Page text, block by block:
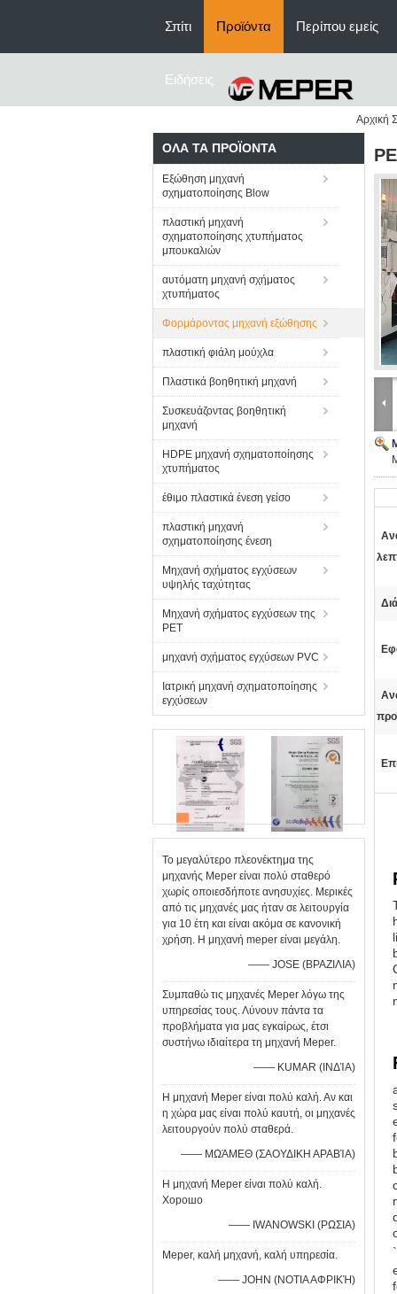
Σπίτι Προϊόντα Περίπου εμείς
Ειδήσεις
Αρχική
ΌΛΑ ΤΑ ΠΡΟΪΌΝΤΑ
Εξώθηση μηχανή
σχηματοποίησης Blow
πλαστική μηχανή
σχηματοποίησης χτυπήματος
μπουκαλιών
αυτόματη μηχανή σχήματος
χτυπήματος
Φορμάροντας μηχανή εξώθησης
πλαστική φιάλη μούχλα
Πλαστικά βοηθητική μηχανή
Συσκευάζοντας βοηθητική
μηχανή
HDPE μηχανή σχηματοποίησης
χτυπήματος
έθιμο πλαστικά ένεση γείσο
πλαστική μηχανή
σχηματοποίησης ένεση
Μηχανή σχήματος εγχύσεων
υψηλής ταχύτητας
Μηχανή σχήματος εγχύσεων της
PET
μηχανή σχήματος εγχύσεων PVC
Ιατρική μηχανή σχηματοποίησης
εγχύσεων
Το μεγαλύτερο πλεονέκτημα της
μηχανής Meper είναι πολύ σταθερό
χωρίς οποιεσδήποτε ανησυχίες. Μερικές
από τις μηχανές μας ήταν σε λειτουργία
για 10 έτη και είναι ακόμα σε κανονική
χρήση. Η μηχανή meper είναι μεγάλη.
—— JOSE (ΒΡΑΖΙΛΙΑ)
Συμπαθώ τις μηχανές Meper λόγω της
υπηρεσίας τους. Λύνουν πάντα τα
προβλήματα για μας εγκαίρως, έτσι
συστήνω ιδιαίτερα τη μηχανή Meper.
—— KUMAR (ΙΝΔΊΑ)
Η μηχανή Meper είναι πολύ καλή. Αν και
η χώρα μας είναι πολύ καυτή, οι μηχανές
λειτουργούν πολύ σταθερά.
—— ΜΩΆΜΕΘ (ΣΑΟΥΔΙΚΗ ΑΡΑΒΊΑ)
Η μηχανή Meper είναι πολύ καλή.
Хорошо
—— IWANOWSKI (ΡΩΣΙΑ)
Meper, καλή μηχανή, καλή υπηρεσία.
—— JOHN (ΝΟΤΙΑ ΑΦΡΙΚΉ)